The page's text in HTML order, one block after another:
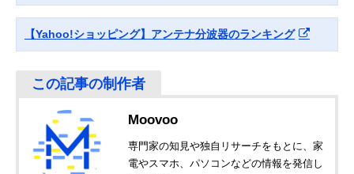
【Yahoo!ショッピング】アンテナ分波器のランキング
Moovoo
専門家の知見や独自リサーチをもとに、家
電やスマホ、パソコンなどの情報を発信し